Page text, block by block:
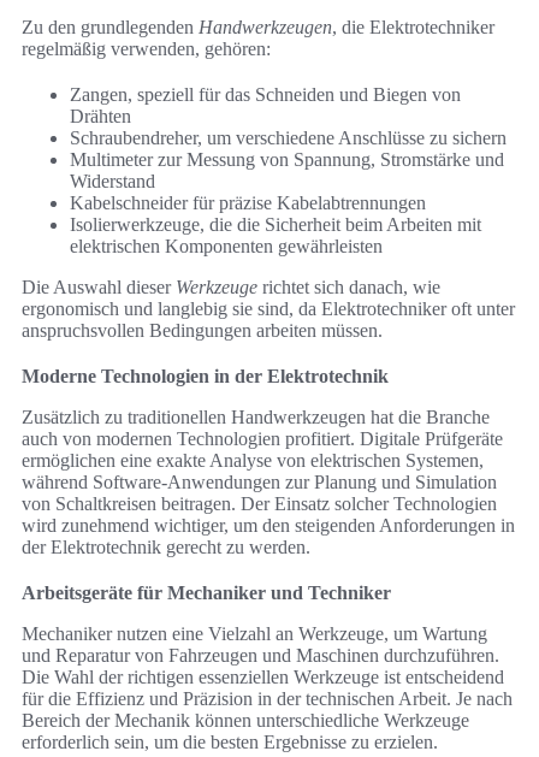
Zu den grundlegenden Handwerkzeugen, die Elektrotechniker
regelmäßig verwenden, gehören:
Zangen, speziell für das Schneiden und Biegen von
Drähten
Schraubendreher, um verschiedene Anschlüsse zu sichern
Multimeter zur Messung von Spannung, Stromstärke und
Widerstand
Kabelschneider für präzise Kabelabtrennungen
Isolierwerkzeuge, die die Sicherheit beim Arbeiten mit
elektrischen Komponenten gewährleisten
Die Auswahl dieser Werkzeuge richtet sich danach, wie
ergonomisch und langlebig sie sind, da Elektrotechniker oft unter
anspruchsvollen Bedingungen arbeiten müssen.
Moderne Technologien in der Elektrotechnik
Zusätzlich zu traditionellen Handwerkzeugen hat die Branche
auch von modernen Technologien profitiert. Digitale Prüfgeräte
ermöglichen eine exakte Analyse von elektrischen Systemen,
während Software-Anwendungen zur Planung und Simulation
von Schaltkreisen beitragen. Der Einsatz solcher Technologien
wird zunehmend wichtiger, um den steigenden Anforderungen in
der Elektrotechnik gerecht zu werden.
Arbeitsgeräte für Mechaniker und Techniker
Mechaniker nutzen eine Vielzahl an Werkzeuge, um Wartung
und Reparatur von Fahrzeugen und Maschinen durchzuführen.
Die Wahl der richtigen essenziellen Werkzeuge ist entscheidend
für die Effizienz und Präzision in der technischen Arbeit. Je nach
Bereich der Mechanik können unterschiedliche Werkzeuge
erforderlich sein, um die besten Ergebnisse zu erzielen.